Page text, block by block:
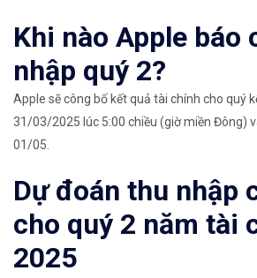
Khi nào Apple báo
nhập quý 2?
Apple sẽ công bố kết quả tài chính cho quý
31/03/2025 lúc 5:00 chiều (giờ miền Đông)
01/05.
Dự đoán thu nhập
cho quý 2 năm tài
2025